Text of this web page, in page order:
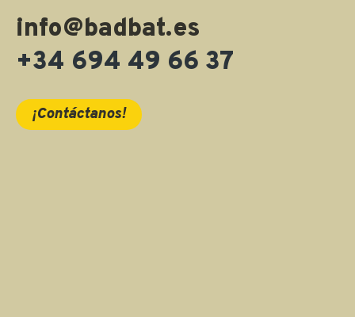
info@badbat.es
+34 694 49 66 37
¡Contáctanos!